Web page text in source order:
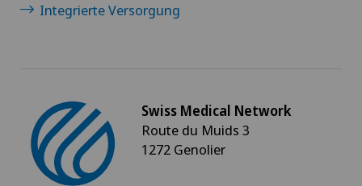
Integrierte Versorgung
Swiss Medical Network
Route du Muids 3
1272 Genolier